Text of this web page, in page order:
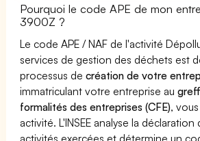
Pourquoi le code APE de mon
3900Z ?
Le code APE / NAF de l'activité
services de gestion des déchets est
processus decréation de votre
immatriculant votre entreprise au
formalités des entreprises (CFE),
activité. L'INSEE analyse la
activités exercées et détermine un